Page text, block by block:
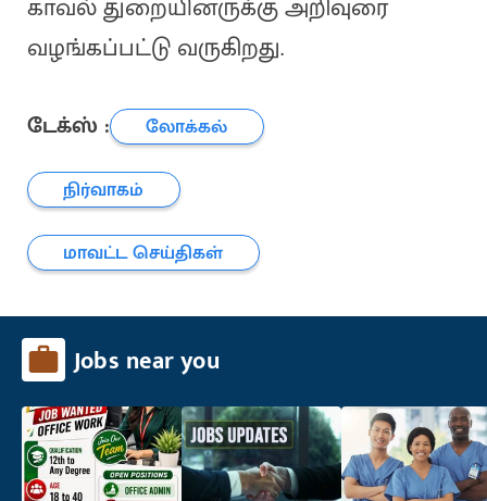
காவல் துறையினருக்கு அறிவுரை
வழங்கப்பட்டு வருகிறது.
டேக்ஸ் :
லோக்கல்
நிர்வாகம்
மாவட்ட செய்திகள்
Jobs near you